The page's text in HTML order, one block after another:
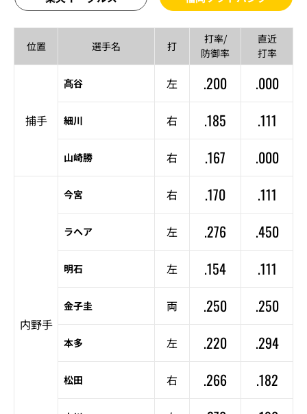
位置 選手名 打
打率/
防御率
直近
打率
捕手
髙谷 左 .200 .000
細川 右 .185 .111
山崎勝 右 .167 .000
内野手
今宮 右 .170 .111
ラヘア 左 .276 .450
明石 左 .154 .111
金子圭 両 .250 .250
本多 左 .220 .294
松田 右 .266 .182